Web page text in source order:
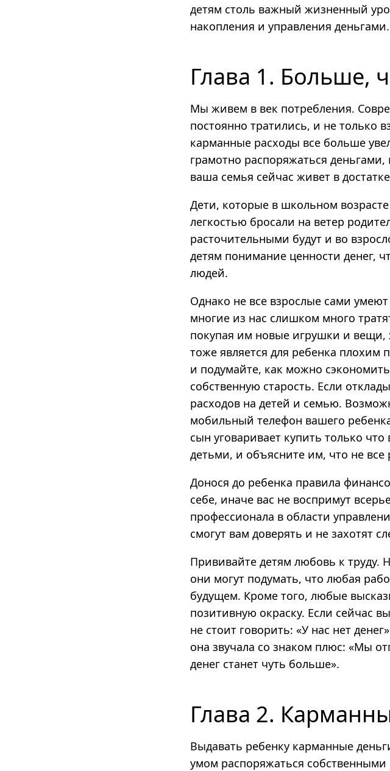
детям столь важный жизненный
накопления и управления деньгами.
Глава 1. Больше,
Мы живем в век потребления.
постоянно тратились, и не только
карманные расходы все больше
грамотно распоряжаться
ваша семья сейчас живет в
Дети, которые в школьном
легкостью бросали на ветер
расточительными будут и во
детям понимание ценности денег,
людей.
Однако не все взрослые сами
многие из нас слишком много
покупая им новые игрушки и вещи,
тоже является для ребенка плохим
и подумайте, как можно
собственную старость. Если
расходов на детей и семью.
мобильный телефон вашего
сын уговаривает купить только
детьми, и объясните им, что не
Донося до ребенка правила
себе, иначе вас не воспримут
профессионала в области
смогут вам доверять и не захотят
Прививайте детям любовь к труду.
они могут подумать, что любая
будущем. Кроме того, любые
позитивную окраску. Если сейчас
не стоит говорить: «У нас нет
она звучала со знаком плюс: «Мы
денег станет чуть больше».
Глава 2.
Выдавать ребенку карманные
умом распоряжаться